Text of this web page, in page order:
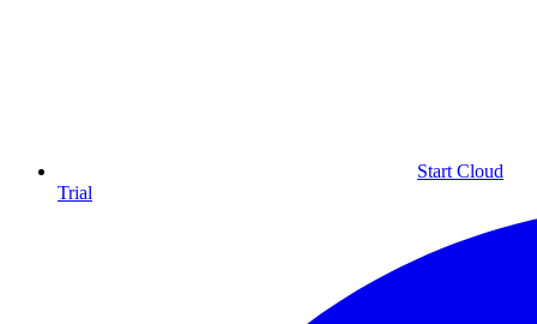
Start Cloud
Trial